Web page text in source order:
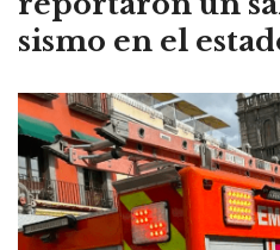
sismo en el